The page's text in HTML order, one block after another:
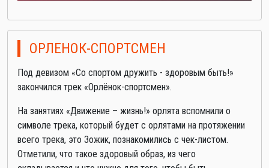
ОРЛЕНОК-СПОРТСМЕН
Под девизом «Со спортом дружить - здоровым быть!»
закончился трек «Орлёнок-спортсмен».
На занятиях «Движение – жизнь!» орлята вспомнили о
символе трека, который будет с орлятами на протяжении
всего трека, это Зожик, познакомились с чек-листом.
Отметили, что такое здоровый образ, из чего